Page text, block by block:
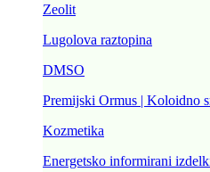
Zeolit
Lugolova raztopina
DMSO
Premijski Ormus | Koloidno
Kozmetika
Energetsko informirani